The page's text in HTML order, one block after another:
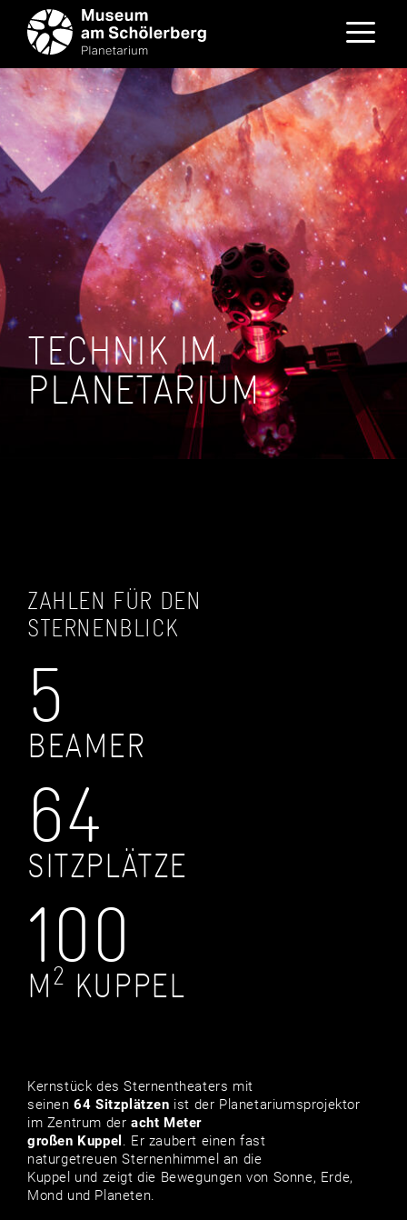
Inhalt
springen
TECHNIK IM
PLANETARIUM
ZAHLEN FÜR DEN
STERNENBLICK
5
BEAMER
64
SITZPLÄTZE
100
M2 KUPPEL
Kernstück des Sternentheaters mit
seinen64 Sitzplätzen ist der Planetariumsprojektor
im Zentrum der acht Meter
großen Kuppel . Er zaubert einen fast
naturgetreuen Sternenhimmel an die
Kuppel und zeigt die Bewegungen von Sonne, Erde,
Mond und Planeten.